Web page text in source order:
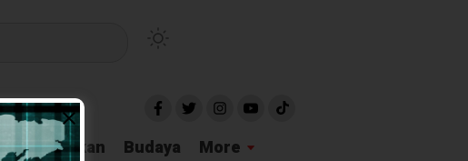
Pendidikan Budaya More